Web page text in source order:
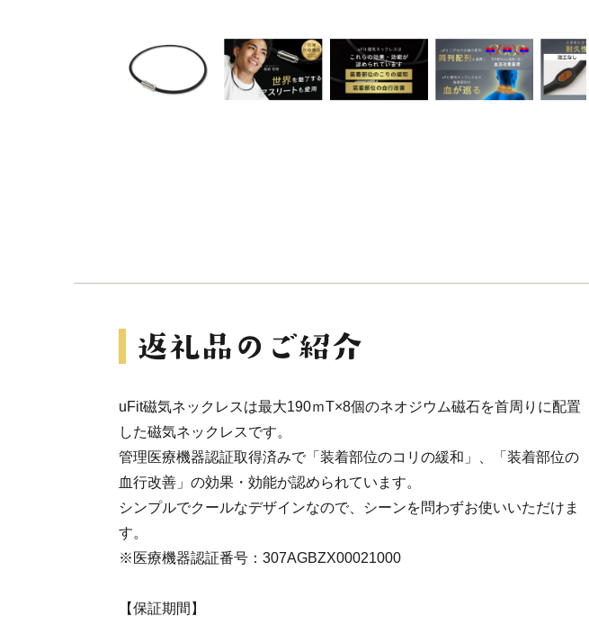
uFit磁気ネックレスは最大190ｍT×8個のネオジウム磁石を首周りに配置
した磁気ネックレスです。
管理医療機器認証取得済みで「装着部位のコリの緩和」、「装着部位の
血行改善」の効果・効能が認められています。
シンプルでクールなデザインなので、シーンを問わずお使いいただけま
す。
※医療機器認証番号：307AGBZX00021000
【保証期間】